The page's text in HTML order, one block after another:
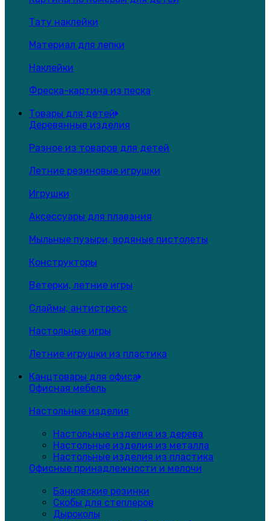
Тату наклейки
Материал для лепки
Наклейки
Фреска-картина из песка
Товары для детей
Деревянные изделия
Разное из товаров для детей
Летние резиновые игрушки
Игрушки
Аксессуары для плавания
Мыльные пузыри, водяные пистолеты
Конструкторы
Ветерки, летние игры
Слаймы, антистресс
Настольные игры
Летние игрушки из пластика
Канцтовары для офиса
Офисная мебель
Настольные изделия
Настольные изделия из дерева
Настольные изделия из металла
Настольные изделия из пластика
Офисные принадлежности и мелочи
Банковские резинки
Скобы для степлеров
Дыроколы